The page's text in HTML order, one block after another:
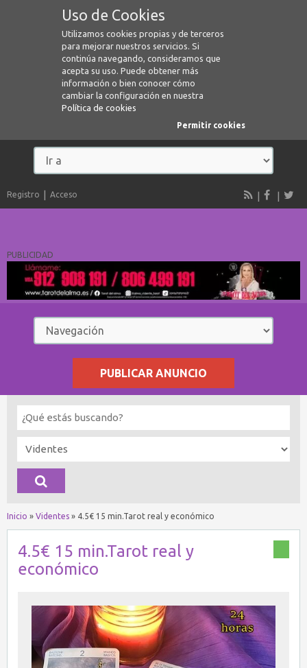
Uso de Cookies
Utilizamos cookies propias y de terceros
para mejorar nuestros servicios. Si
continúa navegando, consideramos que
acepta su uso. Puede obtener más
información o bien conocer cómo
cambiar la configuración en nuestra
Política de cookies
Permitir cookies
Registro Acceso
PUBLICIDAD
PUBLICAR ANUNCIO
Inicio » Videntes » 4.5€ 15 min.Tarot real y económico
4.5€ 15 min.Tarot real y
económico